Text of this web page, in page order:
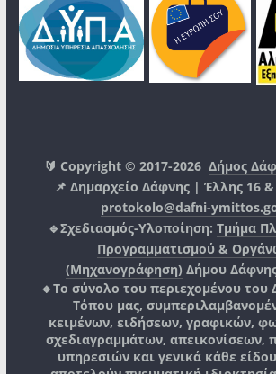
🔰 Copyright © 2017-2026Δήμος
📌 Δημαρχείο Δάφνης | Έλλης 16
protokolo@dafni-
🔹Σχεδιασμός-Υλοποίηση: Τμήμα
Προγραμματισμού &
(Μηχανογράφηση) Δήμου
🔸Το σύνολο του περιεχομένου του
Τόπου μας,
κειμένων, ειδήσεων, γραφικών,
σχεδιαγραμμάτων, απεικονίσεων,
υπηρεσιών και γενικά κάθε